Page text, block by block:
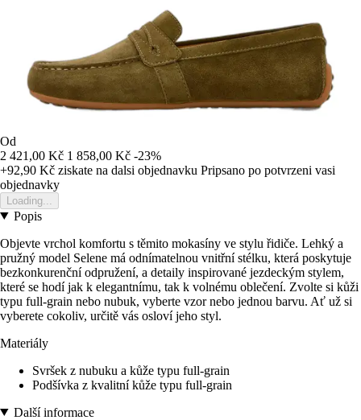
Od
2 421,00 Kč 1 858,00 Kč -23%
+92,90 Kč ziskate na dalsi objednavku Pripsano po potvrzeni vasi
objednavky
Loading...
Popis
Objevte vrchol komfortu s těmito mokasíny ve stylu řidiče. Lehký a
pružný model Selene má odnímatelnou vnitřní stélku, která poskytuje
bezkonkurenční odpružení, a detaily inspirované jezdeckým stylem,
které se hodí jak k elegantnímu, tak k volnému oblečení. Zvolte si kůži
typu full-grain nebo nubuk, vyberte vzor nebo jednou barvu. Ať už si
vyberete cokoliv, určitě vás osloví jeho styl.
Materiály
Svršek z nubuku a kůže typu full-grain
Podšívka z kvalitní kůže typu full-grain
Další informace